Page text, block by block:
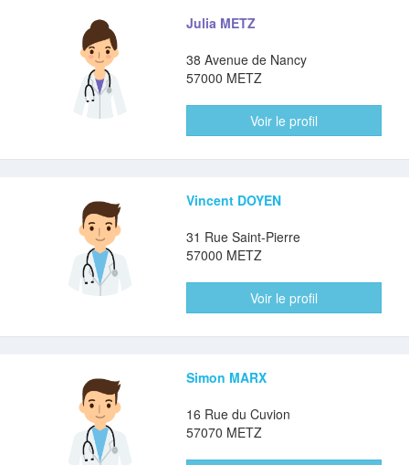
Julia METZ
38 Avenue de Nancy
57000 METZ
Voir le profil
Vincent DOYEN
31 Rue Saint-Pierre
57000 METZ
Voir le profil
Simon MARX
16 Rue du Cuvion
57070 METZ